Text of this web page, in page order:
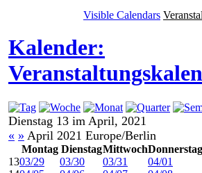
Visible Calendars
Kalender:
Dienstag 13 im April, 2021
« » April 2021 Europe/Berlin
Montag DienstagMittwochDonnerstag
1303/29 03/30 03/31
04/01